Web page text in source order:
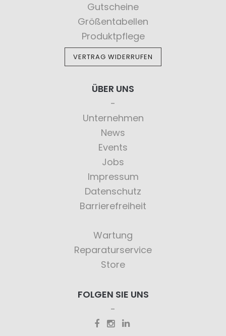
Gutscheine
Größentabellen
Produktpflege
VERTRAG WIDERRUFEN
ÜBER UNS
Unternehmen
News
Events
Jobs
Impressum
Datenschutz
Barrierefreiheit
Wartung
Reparaturservice
Store
FOLGEN SIE UNS